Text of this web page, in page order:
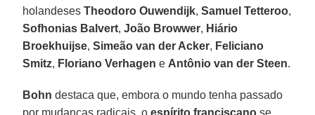
holandesesTheodoro Ouwendijk,Samuel Tetteroo,
Sofhonias Balvert,João Browwer, Hiário
Broekhuijse,Simeão van der Acker, Feliciano
Smitz, Floriano Verhagen e Antônio van der Steen.
Bohn destaca que, embora o mundo tenha passado
por mudanças radicais, o espírito franciscano se